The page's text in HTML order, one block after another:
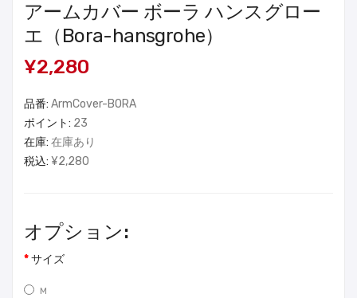
アームカバー ボーラ ハンスグロー
エ（Bora-hansgrohe）
¥2,280
品番: ArmCover-BORA
ポイント: 23
在庫: 在庫あり
税込: ¥2,280
オプション:
サイズ
M